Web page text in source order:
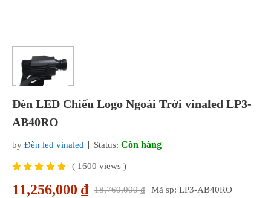
Đèn LED Chiếu Logo Ngoài Trời vinaled LP3-
AB40RO
by Đèn led vinaled Status: Còn hàng
( 1600 views )
11,256,000 ₫ 18,760,000 ₫ Mã sp: LP3-AB40RO